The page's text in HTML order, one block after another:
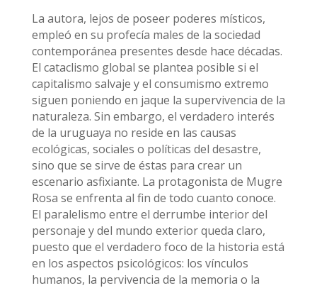
La autora, lejos de poseer poderes místicos,
empleó en su profecía males de la sociedad
contemporánea presentes desde hace décadas.
El cataclismo global se plantea posible si el
capitalismo salvaje y el consumismo extremo
siguen poniendo en jaque la supervivencia de la
naturaleza. Sin embargo, el verdadero interés
de la uruguaya no reside en las causas
ecológicas, sociales o políticas del desastre,
sino que se sirve de éstas para crear un
escenario asfixiante. La protagonista de Mugre
Rosa se enfrenta al fin de todo cuanto conoce.
El paralelismo entre el derrumbe interior del
personaje y del mundo exterior queda claro,
puesto que el verdadero foco de la historia está
en los aspectos psicológicos: los vínculos
humanos, la pervivencia de la memoria o la